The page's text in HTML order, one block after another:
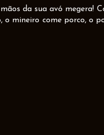
da sua avó megera!
mineiro come porco, o